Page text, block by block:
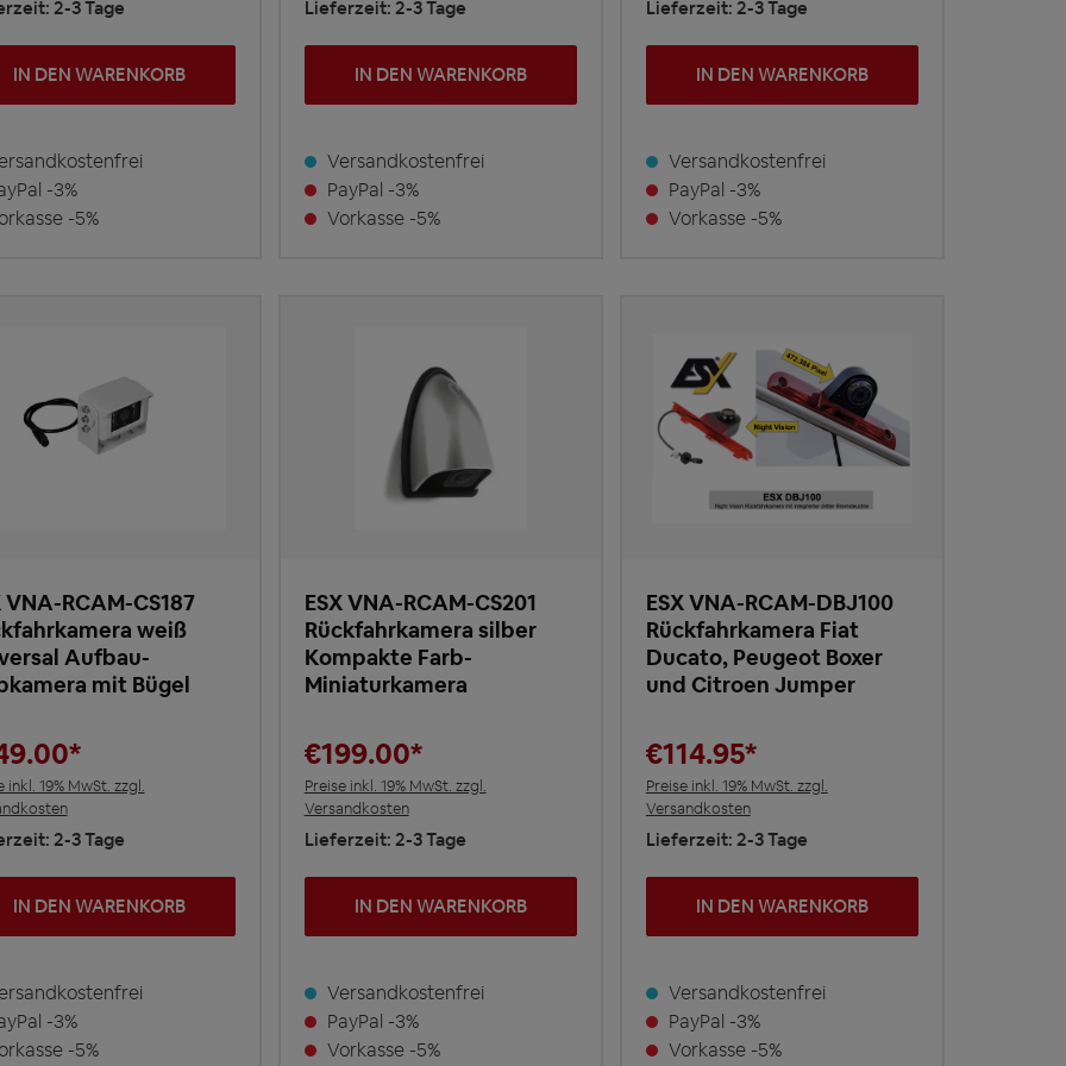
2-3 Tage
IN DEN WARENKORB
-3%
-5%
Lieferzeit: 2-3 Tage
IN DEN WARENKORB
Versandkostenfrei
PayPal -3%
Vorkasse -5%
Lieferzeit: 2-3 Tage
IN DEN WARENKORB
Versandkostenfrei
PayPal -3%
Vorkasse -5%
VNA-RCAM-CS187
weiß
Aufbau-
mit Bügel
inkl. 19% MwSt. zzgl.
2-3 Tage
IN DEN WARENKORB
-3%
-5%
ESX VNA-RCAM-CS201
Rückfahrkamera silber
Kompakte Farb-
Miniaturkamera
€199.00*
Preise inkl. 19% MwSt. zzgl.
Versandkosten
Lieferzeit: 2-3 Tage
IN DEN WARENKORB
Versandkostenfrei
PayPal -3%
Vorkasse -5%
ESX VNA-RCAM-DBJ100
Rückfahrkamera Fiat
Ducato, Peugeot Boxer
und Citroen Jumper
€114.95*
Preise inkl. 19% MwSt. zzgl.
Versandkosten
Lieferzeit: 2-3 Tage
IN DEN WARENKORB
Versandkostenfrei
PayPal -3%
Vorkasse -5%